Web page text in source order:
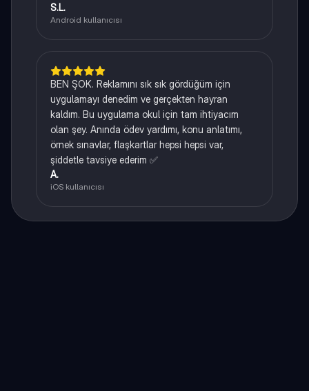
S.L.
Android kullanıcısı
BEN ŞOK. Reklamını sık sık gördüğüm için
uygulamayı denedim ve gerçekten hayran
kaldım. Bu uygulama okul için tam ihtiyacım
olan şey. Anında ödev yardımı, konu anlatımı,
örnek sınavlar, flaşkartlar hepsi hepsi var,
şiddetle tavsiye ederim ✅
A.
iOS kullanıcısı